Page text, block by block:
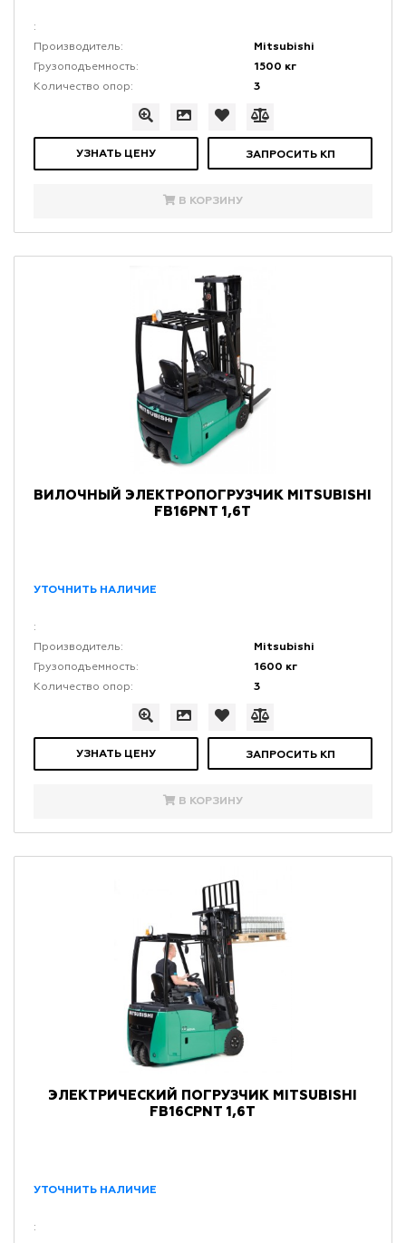
:
Производитель:
Mitsubishi
Грузоподъемность: 1500 кг
Количество опор: 3
УЗНАТЬ ЦЕНУ ЗАПРОСИТЬ КП
В КОРЗИНУ
ВИЛОЧНЫЙ ЭЛЕКТРОПОГРУЗЧИК MITSUBISHI
FB16PNT 1,6Т
УТОЧНИТЬ НАЛИЧИЕ
:
Производитель:
Mitsubishi
Грузоподъемность: 1600 кг
Количество опор: 3
УЗНАТЬ ЦЕНУ ЗАПРОСИТЬ КП
В КОРЗИНУ
ЭЛЕКТРИЧЕСКИЙ ПОГРУЗЧИК MITSUBISHI
FB16CPNT 1,6Т
УТОЧНИТЬ НАЛИЧИЕ
: